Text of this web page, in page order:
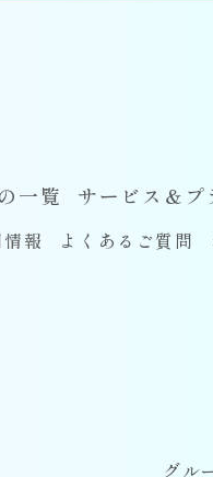
一覧 サービス＆プ
報 よくあるご質問
グル